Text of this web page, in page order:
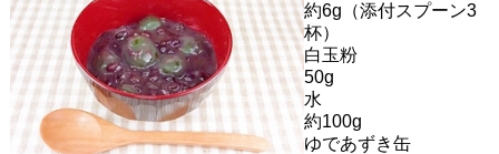
約6g（添付スプーン3
杯）
白玉粉
50g
水
約100g
ゆであずき缶